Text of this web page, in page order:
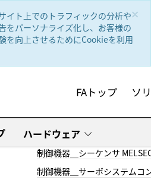
×
イト上でのトラフィックの分析や
をパーソナライズ化し、お客様の
を向上させるためにCookieを利用
FAトップ ソ
ハードウェア
制御機器＿シーケンサ
制御機器＿サーボシステムコ